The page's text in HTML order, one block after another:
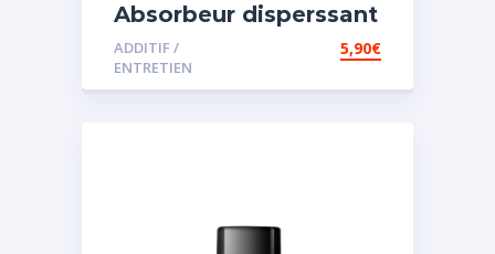
Absorbeur disperssant
d’eau pour carburant
ADDITIF /
ENTRETIEN
5,90€